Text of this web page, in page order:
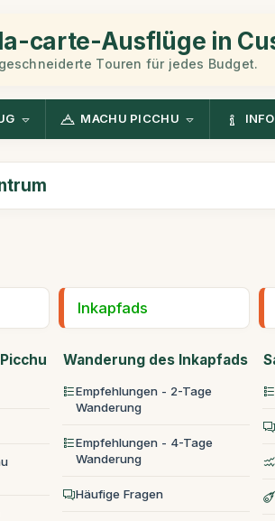
carte-Ausflüge in
Touren für jedes Budget.
MACHU PICCHU
Inkapfads
Wanderung des Inkapfads
Empfehlungen - 2-Tage
Wanderung
Empfehlungen - 4-Tage
Wanderung
Häufige Fragen